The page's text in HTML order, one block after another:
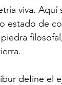
viva.
estado de
define el